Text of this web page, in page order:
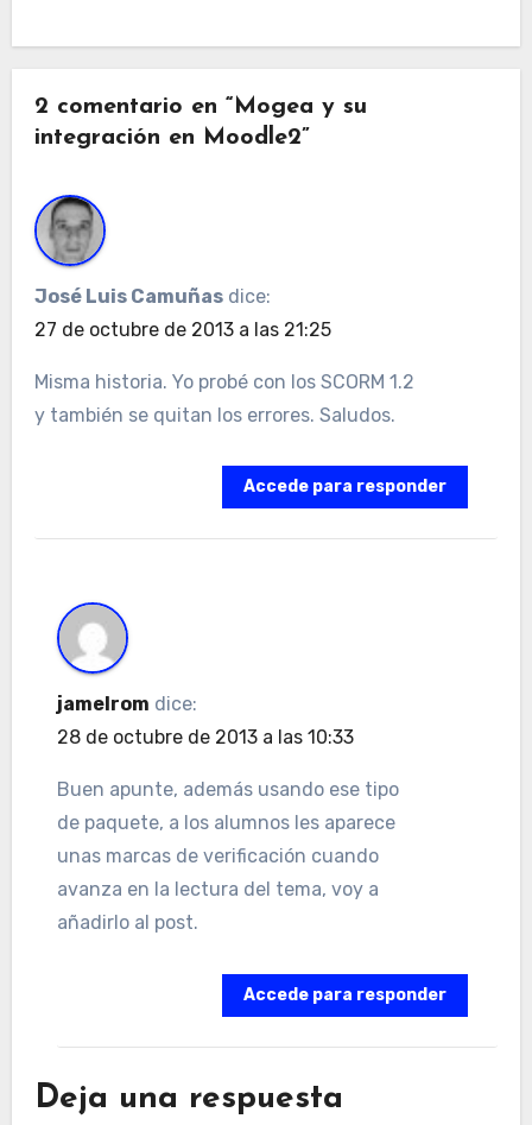
2 comentario en “Mogea y su
integración en Moodle2”
José Luis Camuñas dice:
27 de octubre de 2013 a las 21:25
Misma historia. Yo probé con los SCORM 1.2
y también se quitan los errores. Saludos.
Accede para responder
jamelrom dice:
28 de octubre de 2013 a las 10:33
Buen apunte, además usando ese tipo
de paquete, a los alumnos les aparece
unas marcas de verificación cuando
avanza en la lectura del tema, voy a
añadirlo al post.
Accede para responder
Deja una respuesta